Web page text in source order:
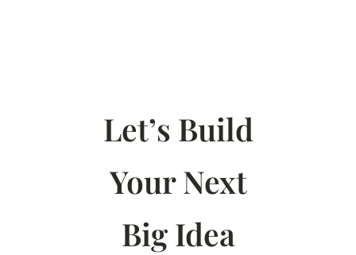
Let’s Build
Your Next
Big Idea